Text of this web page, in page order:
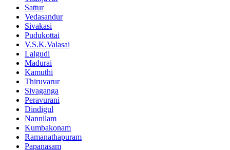
Sattur
Vedasandur
Sivakasi
Pudukottai
V.S.K.Valasai
Lalgudi
Madurai
Kamuthi
Thiruvarur
Sivaganga
Peravurani
Dindigul
Nannilam
Kumbakonam
Ramanathapuram
Papanasam